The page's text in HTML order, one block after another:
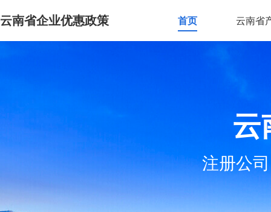
云南省企业优惠政策 首页 云南省
云
注册公